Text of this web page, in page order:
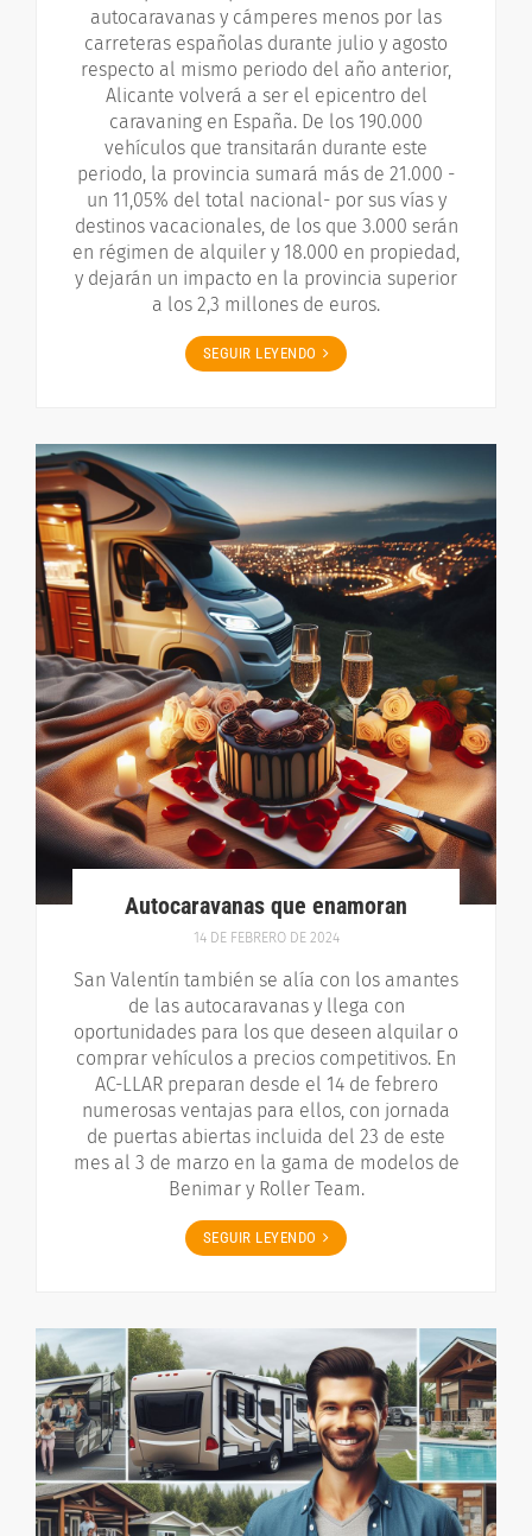
autocaravanas y cámperes menos por las
carreteras españolas durante julio y agosto
respecto al mismo periodo del año anterior,
Alicante volverá a ser el epicentro del
caravaning en España. De los 190.000
vehículos que transitarán durante este
periodo, la provincia sumará más de 21.000 -
un 11,05% del total nacional- por sus vías y
destinos vacacionales, de los que 3.000 serán
en régimen de alquiler y 18.000 en propiedad,
y dejarán un impacto en la provincia superior
a los 2,3 millones de euros.
SEGUIR LEYENDO
Autocaravanas que enamoran
14 DE FEBRERO DE 2024
San Valentín también se alía con los amantes
de las autocaravanas y llega con
oportunidades para los que deseen alquilar o
comprar vehículos a precios competitivos. En
AC-LLAR preparan desde el 14 de febrero
numerosas ventajas para ellos, con jornada
de puertas abiertas incluida del 23 de este
mes al 3 de marzo en la gama de modelos de
Benimar y Roller Team.
SEGUIR LEYENDO